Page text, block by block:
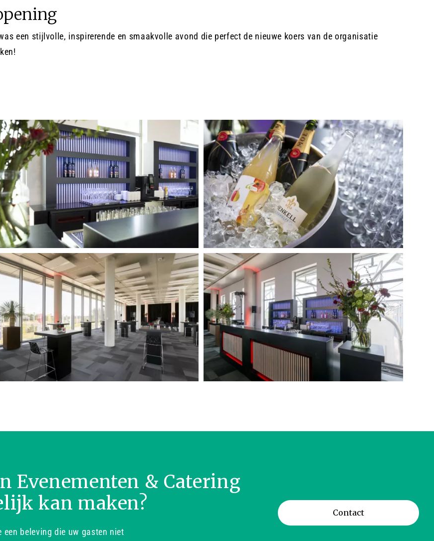
een stijlvolle, inspirerende en smaakvolle avond die perfect de nieuwe koers van de organisatie
Evenementen & Catering
kan maken?
een beleving die uw gasten niet
Contact